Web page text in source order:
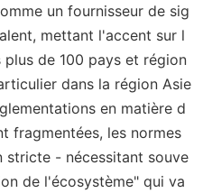
un fournisseur de sig
mettant l'accent sur l
de 100 pays et région
dans la région Asie
en matière d
fragmentées, les normes
stricte - nécessitant souve
de l'écosystème" qui va